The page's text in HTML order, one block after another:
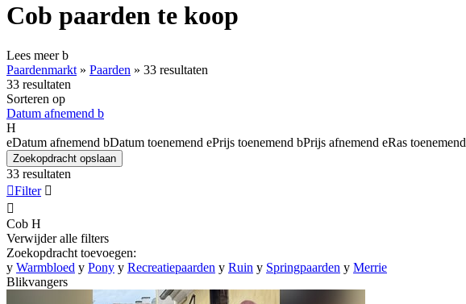
Cob paarden te koop
Lees meerb
Paardenmarkt » Paarden » 33 resultaten
33 resultaten
Sorteren op
Datum afnemend b
H
eDatum afnemend bDatum toenemend ePrijs toenemend bPrijs afnemend eRas toenemend
Zoekopdracht opslaan
33 resultaten
Filter 

Cob H
Verwijder alle filters
Zoekopdracht toevoegen:
y Warmbloed y Pony y Recreatiepaarden y Ruin y Springpaarden y Merrie
Blikvangers